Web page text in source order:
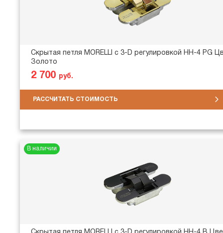
Скрытая петля MORELLI с 3-D регулировкой HH-4 PG
Золото
2 700 руб.
РАССЧИТАТЬ СТОИМОСТЬ
В наличии